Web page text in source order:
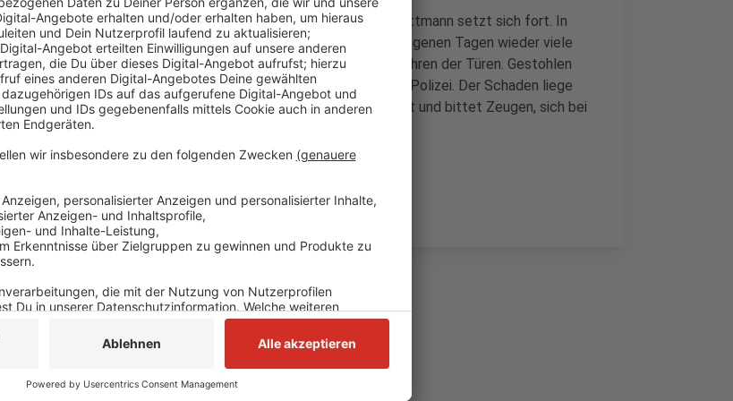
Die Serie von Aufbrüchen bei Handwerkerfahrzeugen im Kreis Mettmann setzt sich fort. In
Mettmann, Langenfeld, Hilden und Monheim wurden in den vergangenen Tagen wieder viele
Transporter aufgebrochen, meist durch Aufschneiden oder Aufbohren der Türen. Gestohlen
wurden vor allem Werkzeuge und Arbeitsgeräte, heißt es von der Polizei. Der Schaden liege
teils im vier- bis fünfstelligen Bereich. Die Kriminalpolizei ermittelt und bittet Zeugen, sich bei
der jeweils zuständigen Polizeiwache zu melden.